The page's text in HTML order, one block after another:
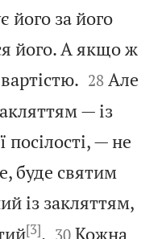
його за його
його. А якщо ж

28 Але
— із
— не
буде святим
із закляттям,
[3].
30 Кожна